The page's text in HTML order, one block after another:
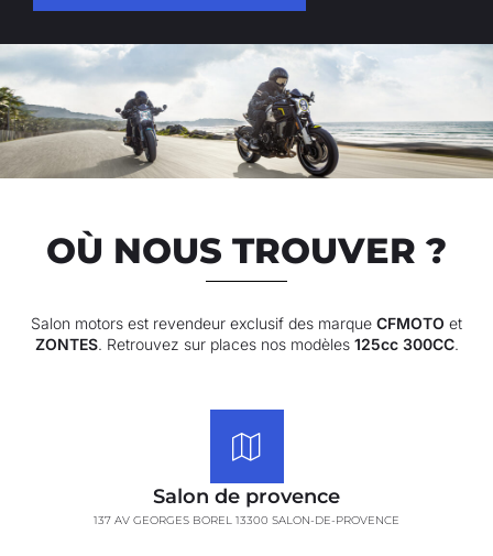
OÙ NOUS TROUVER ?
Salon motors est revendeur exclusif des marque CFMOTO et
ZONTES. Retrouvez sur places nos modèles 125cc 300CC.
Salon de provence
137 AV GEORGES BOREL 13300 SALON-DE-PROVENCE